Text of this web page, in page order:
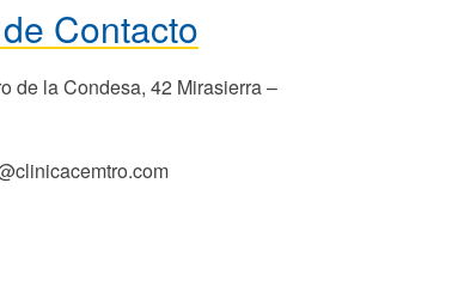
Contacto
de la Condesa, 42 Mirasierra –